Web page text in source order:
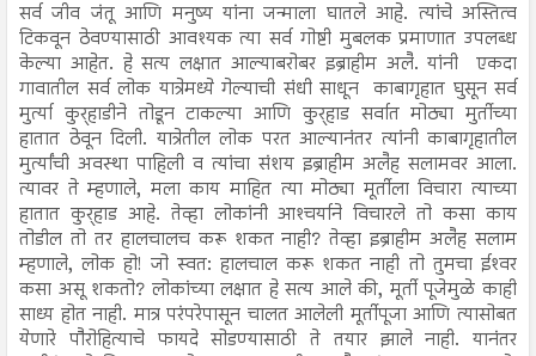
सर्व जीव जंतू आणि मनुष्य यांना जन्माला घातले आहे. त्यांचे अस्तित्व
टिकवून ठेवण्यासाठी आवश्यक त्या सर्व गोष्टी मुबलक प्रमाणात उपलब्ध
केल्या आहेत. हे सत्य लक्षात आल्याबरोबर इब्राहीम अलै. यांनी एकदा
गावातील सर्व लोक यात्रेमध्ये गेल्याची संधी साधून काबागृहात घुसून सर्व
मुर्त्या कुर्‍हाडीने तोडून टाकल्या आणि कुर्‍हाड सर्वात मोठ्या मुर्तीच्या
हातात ठेवून दिली. यात्रेतील लोक परत आल्यानंतर त्यांनी काबागृहातील
मुर्त्यांची अवस्था पाहिली व त्यांचा संशय इब्राहीम अलैह सलामवर आला.
त्यावर ते म्हणाले, मला काय माहित त्या मोठ्या मूर्तीला विचारा त्याच्या
हातात कुर्‍हाड आहे. तेव्हा लोकांनी आश्‍चर्याने विचारले तो कसा काय
तोडील तो तर हालचालच करू शकत नाही? तेव्हा इब्राहीम अलैह सलाम
म्हणाले, लोक हो! जो स्वत: हालचाल करू शकत नाही तो तुमचा ईश्‍वर
कसा असू शकतो? लोकांच्या लक्षात हे सत्य आले की, मूर्ती पूजेमुळे काही
साध्य होत नाही. मात्र परंपरेपासून चालत आलेली मूर्तीपूजा आणि त्यासोबत
येणारे पौरोहित्याचे फायदे सोडण्यासाठी ते तयार झाले नाही. यानंतर